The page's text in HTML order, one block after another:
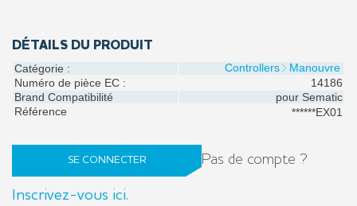
DÉTAILS DU PRODUIT
Catégorie : Controllers
Manouvre
Numéro de pièce EC :
14186
Brand Compatibilité
pour Sematic
Référence
******EX01
SE CONNECTER Pas de compte ?
Inscrivez-vous ici.